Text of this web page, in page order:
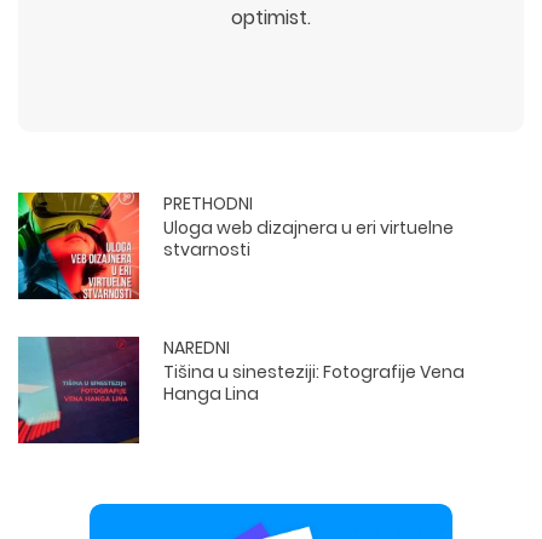
optimist.
PRETHODNI
Uloga web dizajnera u eri virtuelne
stvarnosti
NAREDNI
Tišina u sinesteziji: Fotografije Vena
Hanga Lina